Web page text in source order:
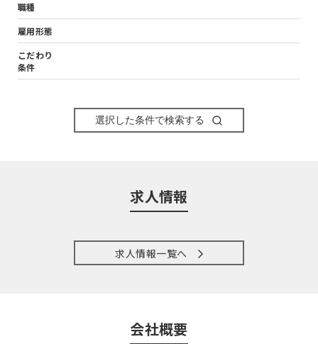
職種
雇用形態
こだわり
条件
選択した条件で検索する
求人情報
求人情報一覧へ
会社概要